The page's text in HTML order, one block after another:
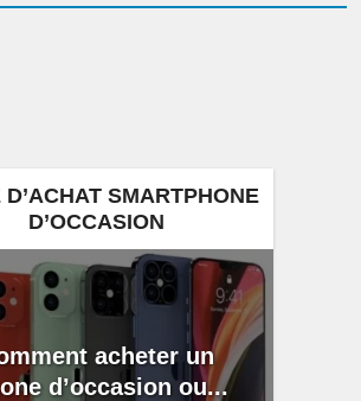
D’ACHAT SMARTPHONE
D’OCCASION
acheter un
d’occasion ou...